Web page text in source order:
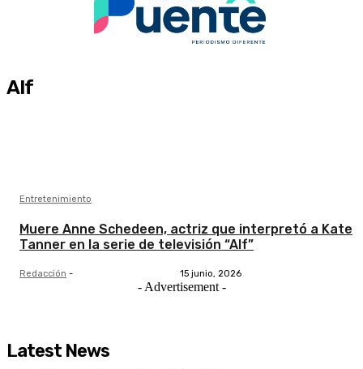
Alf
Entretenimiento
Muere Anne Schedeen, actriz que interpretó a Kate
Tanner en la serie de televisión “Alf”
Redacción - 15 junio, 2026
- Advertisement -
Latest News